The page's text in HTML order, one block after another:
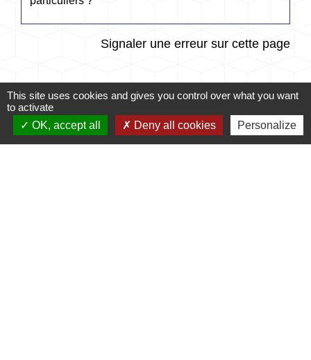
Signaler une erreur sur cette page
Accès directs
This site uses cookies and gives you control over what you want
to activate
OK, accept all
Deny all cookies Personalize